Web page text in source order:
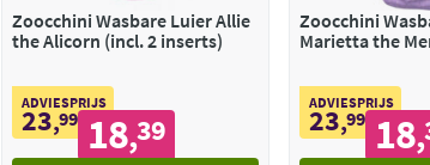
Zoocchini Wasbare Luier Allie
the Alicorn (incl. 2 inserts)
ADVIESPRIJS
23,99 18,39
Zoocchini
Marietta the
ADVIESPRIJS
23,99 18,